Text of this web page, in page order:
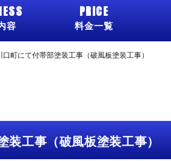
容
PRICE
料金一覧
町にて付帯部塗装工事（破風板塗装工事）
工事（破風板塗装工事）